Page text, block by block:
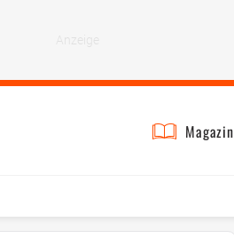
Magazin